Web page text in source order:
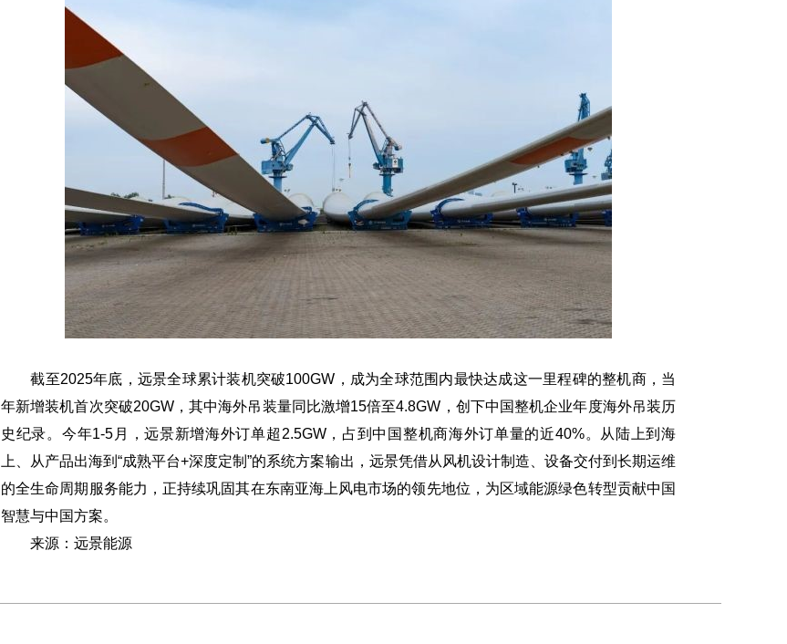
截至2025年底，远景全球累计装机突破100GW，成为全球范围内最快达成这一里程碑的整机商，当
年新增装机首次突破20GW，其中海外吊装量同比激增15倍至4.8GW，创下中国整机企业年度海外吊装历
史纪录。今年1-5月，远景新增海外订单超2.5GW，占到中国整机商海外订单量的近40%。从陆上到海
上、从产品出海到“成熟平台+深度定制”的系统方案输出，远景凭借从风机设计制造、设备交付到长期运维
的全生命周期服务能力，正持续巩固其在东南亚海上风电市场的领先地位，为区域能源绿色转型贡献中国
智慧与中国方案。
来源：远景能源